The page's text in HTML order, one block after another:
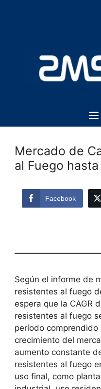
Mercado de
al Fuego
Facebook
Según el informe de
resistentes al fuego
espera que la CAGR
resistentes al fuego
período
crecimiento del
aumento constante
resistentes al fuego
uso final, como